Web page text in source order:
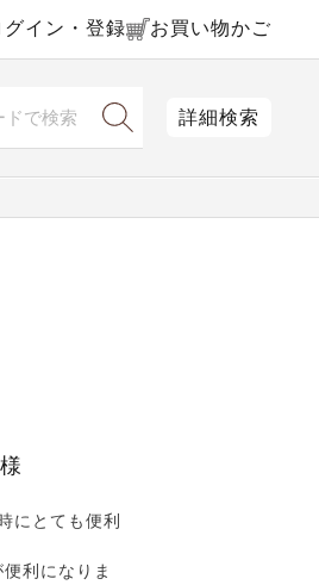
グイン・登録 お買い物かご
詳細検索
にとても便利
利になりま